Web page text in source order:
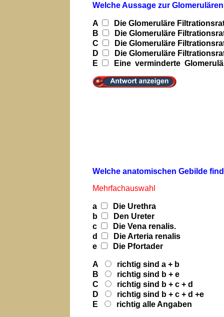
Welche Aussage zur
A
Die Glomeruläre
B
Die Glomeruläre
C
Die Glomeruläre
D
Die Glomeruläre
E
Eine verminderte
Welche anatomischen Gebilde
Mehrfachauswahl
a
Die Urethra
b
Den Ureter
c
Die Vena renalis.
d
Die Arteria renalis
e
Die Pfortader
A
richtig sind a + b
B
richtig sind b + e
C
richtig sind b + c + d
D
richtig sind b + c + d +e
E
richtig alle Angaben